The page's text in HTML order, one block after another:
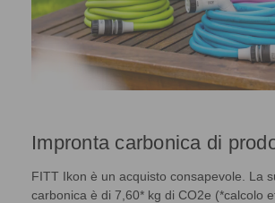
Impronta carbonica di
FITT Ikon è un acquisto consapevole. La
carbonica è di 7,60* kg di CO2e (*calcolo